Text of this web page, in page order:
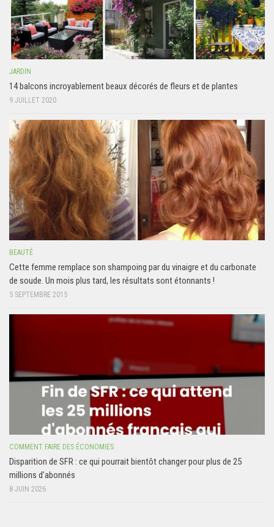
JARDIN
14 balcons incroyablement beaux décorés de fleurs et de plantes
9 JUILLET 2020
BEAUTÉ
Cette femme remplace son shampoing par du vinaigre et du carbonate
de soude. Un mois plus tard, les résultats sont étonnants !
5 SEPTEMBRE 2015
COMMENT FAIRE DES ÉCONOMIES
Disparition de SFR : ce qui pourrait bientôt changer pour plus de 25
millions d’abonnés
8 JUIN 2026